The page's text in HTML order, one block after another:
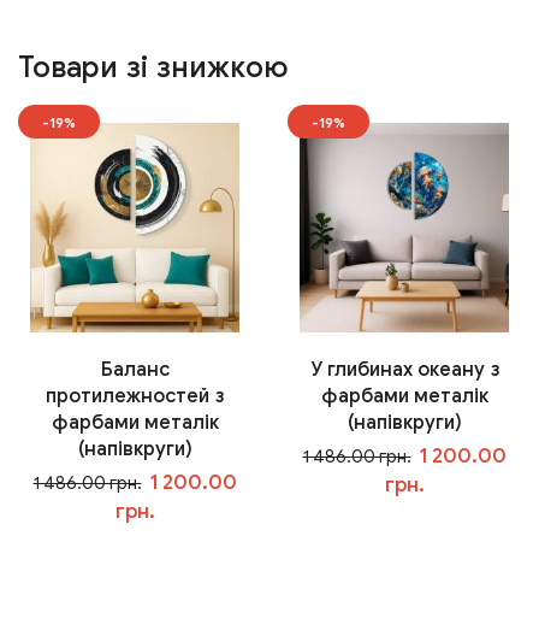
Товари зі знижкою
-19%
Баланс
протилежностей з
фарбами металік
(напівкруги)
1 486.00 грн. 1 200.00
грн.
-19%
У глибинах океану з
фарбами металік
(напівкруги)
1 486.00 грн. 1 200.00
грн.